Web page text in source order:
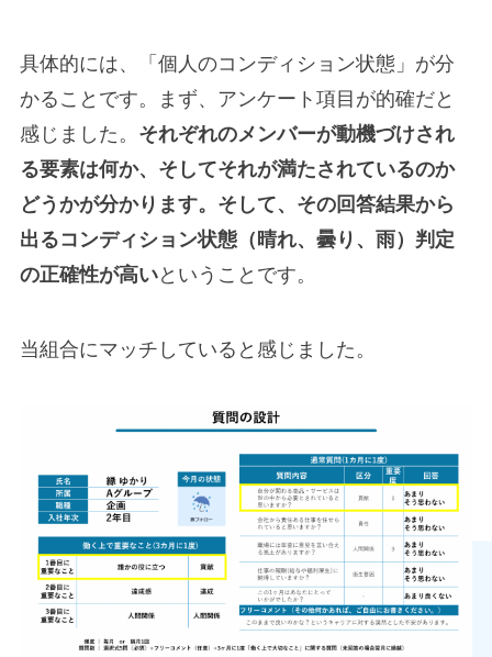
具体的には、「個人のコンディション状態」が分
かることです。まず、アンケート項目が的確だと
感じました。 それぞれのメンバーが動機づけされ
る要素は何か、そしてそれが満たされているのか
どうかが分かります。そして、その回答結果から
出るコンディション状態（晴れ、曇り、雨）判定
の正確性が高いということです。
当組合にマッチしていると感じました。